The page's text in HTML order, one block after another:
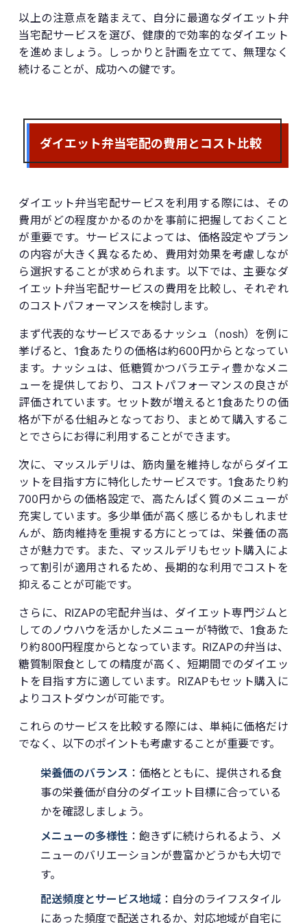
以上の注意点を踏まえて、自分に最適なダイエット弁
当宅配サービスを選び、健康的で効率的なダイエット
を進めましょう。しっかりと計画を立てて、無理なく
続けることが、成功への鍵です。
ダイエット弁当宅配の費用とコスト比較
ダイエット弁当宅配サービスを利用する際には、その
費用がどの程度かかるのかを事前に把握しておくこと
が重要です。サービスによっては、価格設定やプラン
の内容が大きく異なるため、費用対効果を考慮しなが
ら選択することが求められます。以下では、主要なダ
イエット弁当宅配サービスの費用を比較し、それぞれ
のコストパフォーマンスを検討します。
まず代表的なサービスであるナッシュ（nosh）を例に
挙げると、1食あたりの価格は約600円からとなってい
ます。ナッシュは、低糖質かつバラエティ豊かなメニ
ューを提供しており、コストパフォーマンスの良さが
評価されています。セット数が増えると1食あたりの価
格が下がる仕組みとなっており、まとめて購入するこ
とでさらにお得に利用することができます。
次に、マッスルデリは、筋肉量を維持しながらダイエ
ットを目指す方に特化したサービスです。1食あたり約
700円からの価格設定で、高たんぱく質のメニューが
充実しています。多少単価が高く感じるかもしれませ
んが、筋肉維持を重視する方にとっては、栄養価の高
さが魅力です。また、マッスルデリもセット購入によ
って割引が適用されるため、長期的な利用でコストを
抑えることが可能です。
さらに、RIZAPの宅配弁当は、ダイエット専門ジムと
してのノウハウを活かしたメニューが特徴で、1食あた
り約800円程度からとなっています。RIZAPの弁当は、
糖質制限食としての精度が高く、短期間でのダイエッ
トを目指す方に適しています。RIZAPもセット購入に
よりコストダウンが可能です。
これらのサービスを比較する際には、単純に価格だけ
でなく、以下のポイントも考慮することが重要です。
栄養価のバランス ：価格とともに、提供される食
事の栄養価が自分のダイエット目標に合っている
かを確認しましょう。
メニューの多様性 ：飽きずに続けられるよう、メ
ニューのバリエーションが豊富かどうかも大切で
す。
配送頻度とサービス地域 ：自分のライフスタイル
にあった頻度で配送されるか、対応地域が自宅に